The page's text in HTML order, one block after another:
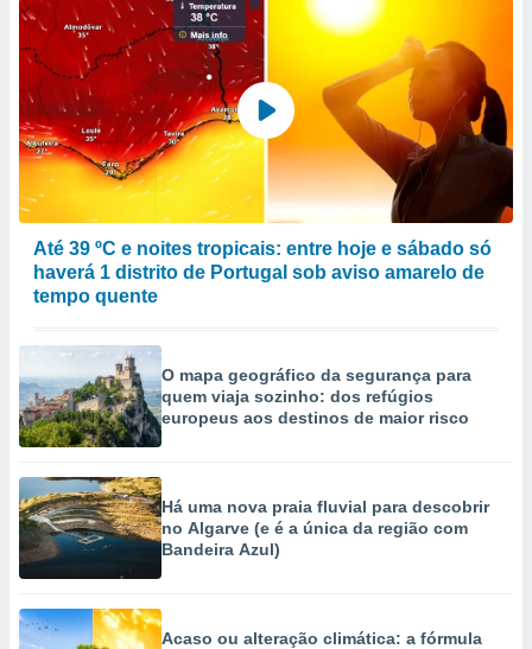
Até 39 ºC e noites tropicais: entre hoje e sábado só
haverá 1 distrito de Portugal sob aviso amarelo de
tempo quente
O mapa geográfico da segurança para
quem viaja sozinho: dos refúgios
europeus aos destinos de maior risco
Há uma nova praia fluvial para descobrir
no Algarve (e é a única da região com
Bandeira Azul)
Acaso ou alteração climática: a fórmula